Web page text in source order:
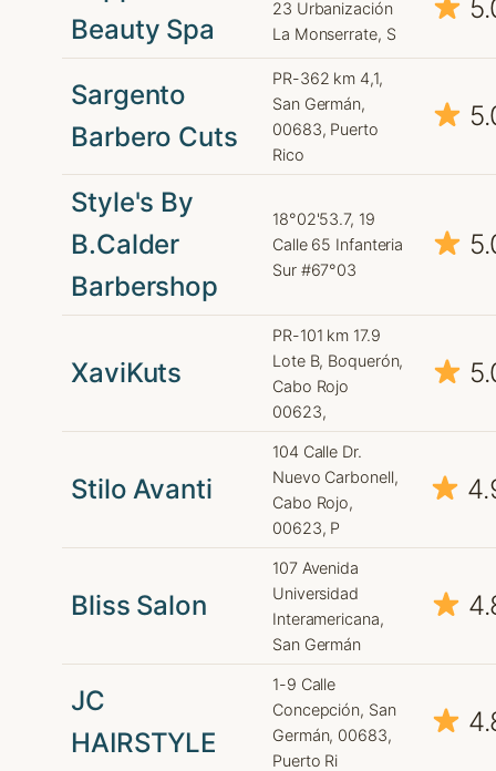
Beauty Spa
23 Urbanización
La Monserrate, S
Sargento
Barbero Cuts
PR-362 km 4,1,
San Germán,
00683, Puerto
Rico
Style's By
B.Calder
Barbershop
18°02'53.7, 19
Calle 65 Infanteria
Sur #67°03
XaviKuts
PR-101 km 17.9
Lote B, Boquerón,
Cabo Rojo
00623,
Stilo Avanti
104 Calle Dr.
Nuevo Carbonell,
Cabo Rojo,
00623, P
Bliss Salon
107 Avenida
Universidad
Interamericana,
San Germán
JC
HAIRSTYLE
1-9 Calle
Concepción, San
Germán, 00683,
Puerto Ri